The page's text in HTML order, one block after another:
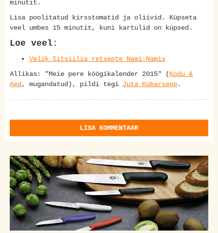
minutit.
Lisa poolitatud kirsstomatid ja oliivid. Küpseta
veel umbes 15 minutit, kuni kartulid on küpsed.
Loe veel:
Valik Sitsiilia retsepte Nami-Namis
Allikas: "Meie pere köögikalender 2015" (Kodu &
Aed , mugandatud), pildi tegi Juta Kübarsepp.
LISA KOMMENTAAR